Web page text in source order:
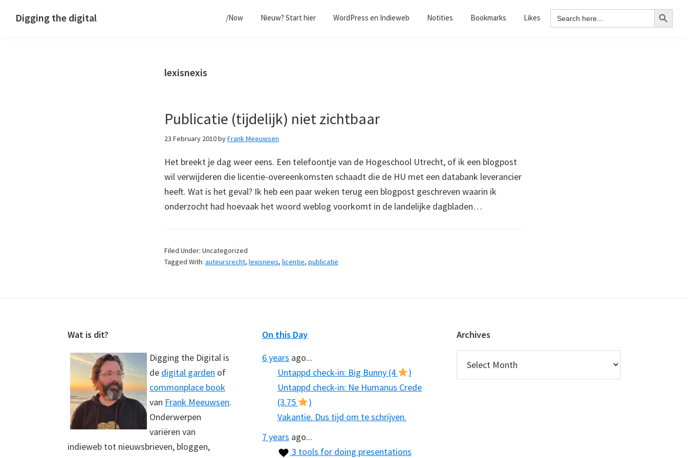
Digging the digital /Now Nieuw? Start hier WordPress en Indieweb Notities Bookmarks Likes Search
for:
Search Button
lexisnexis
Publicatie (tijdelijk) niet zichtbaar
23 February 2010byFrank Meeuwsen
Het breekt je dag weer eens. Een telefoontje van de Hogeschool Utrecht, of ik een blogpost
wil verwijderen die licentie-overeenkomsten schaadt die de HU met een databank leverancier
heeft. Wat is het geval? Ik heb een paar weken terug een blogpost geschreven waarin ik
onderzocht had hoevaak het woord weblog voorkomt in de landelijke dagbladen…
Filed Under: Uncategorized
Tagged With: auteursrecht, lexisnexis, licentie, publicatie
Wat is dit?
Digging the Digital is
de digital garden of
commonplace book
van Frank Meeuwsen.
Onderwerpen
variëren van
indieweb tot nieuwsbrieven, bloggen,
On this Day
6 years ago...
Untappd check-in: Big Bunny (4
)
Untappd check-in: Ne Humanus Crede
(3.75
)
Vakantie. Dus tijd om te schrijven.
7 years ago...
3 tools for doing presentations
Archives